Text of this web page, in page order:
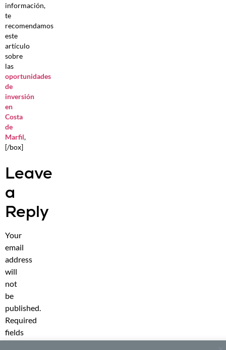
información,
te
recomendamos
este
artículo
sobre
las
oportunidades
de
inversión
en
Costa
de
Marfil,
[/box]
Leave
a
Reply
Your
email
address
will
not
be
published.
Required
fields